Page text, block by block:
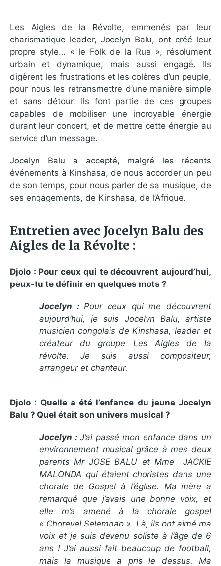
Les Aigles de la Révolte, emmenés par leur
charismatique leader, Jocelyn Balu, ont créé leur
propre style… « le Folk de la Rue », résolument
urbain et dynamique, mais aussi engagé. Ils
digèrent les frustrations et les colères d’un peuple,
pour nous les retransmettre d’une manière simple
et sans détour. Ils font partie de ces groupes
capables de mobiliser une incroyable énergie
durant leur concert, et de mettre cette énergie au
service d’un message.
Jocelyn Balu a accepté, malgré les récents
événements à Kinshasa, de nous accorder un peu
de son temps, pour nous parler de sa musique, de
ses engagements, de Kinshasa, de l’Afrique.
Entretien avec Jocelyn Balu des
Aigles de la Révolte :
Djolo : Pour ceux qui te découvrent aujourd’hui,
peux-tu te définir en quelques mots ?
Jocelyn : Pour ceux qui me découvrent
aujourd’hui, je suis Jocelyn Balu, artiste
musicien congolais de Kinshasa, leader et
créateur du groupe Les Aigles de la
révolte. Je suis aussi compositeur,
arrangeur et chanteur.
Djolo : Quelle a été l’enfance du jeune Jocelyn
Balu ? Quel était son univers musical ?
Jocelyn :J’ai passé mon enfance dans un
environnement musical grâce à mes deux
parents Mr JOSE BALU et Mme JACKIE
MALONDA qui étaient choristes dans une
chorale de Gospel à l’église. Ma mère a
remarqué que j’avais une bonne voix, et
elle m’a amené à la chorale gospel
« Chorevel Selembao ». Là, ils ont aimé ma
voix et je suis devenu soliste à l’âge de 6
ans ! J’ai aussi fait beaucoup de football,
mais la musique a pris le dessus. Ma